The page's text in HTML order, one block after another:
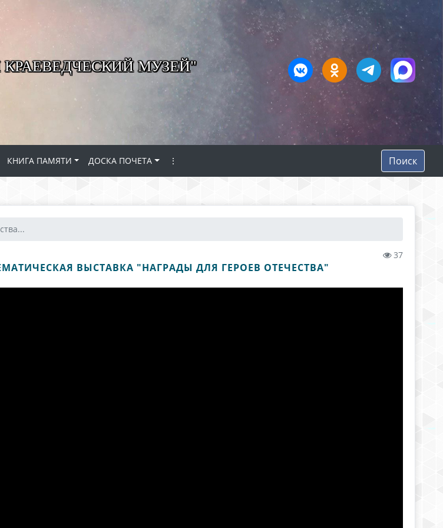
МУЗЕЙ"
КНИГА ПАМЯТИ ДОСКА ПОЧЕТА ⋮ Поиск
37
ВЫСТАВКА "НАГРАДЫ ДЛЯ ГЕРОЕВ ОТЕЧЕСТВА"